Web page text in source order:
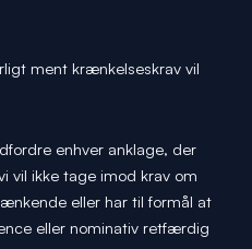
ment krænkelseskrav vil
enhver anklage, der
vil ikke tage imod krav om
eller har til formål at
eller nominativ retfærdig